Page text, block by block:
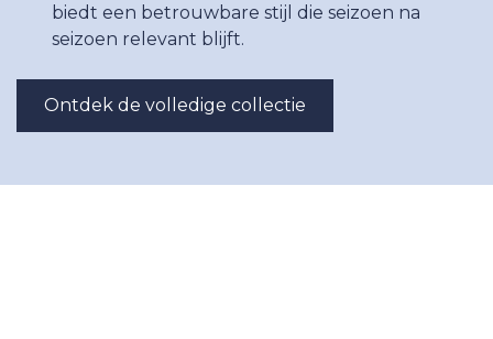
biedt een betrouwbare stijl die seizoen na
seizoen relevant blijft.
Ontdek de volledige collectie